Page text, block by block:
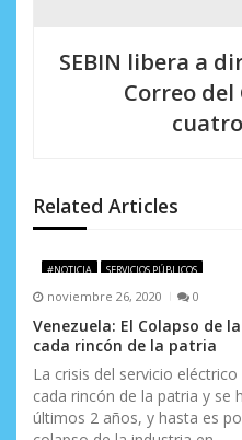
n
d
e
e
n
t
SEBIN libera a
Correo
Related Articles
#NOTICIA SERVICIOS PÚBLICOS
noviembre 26, 2020 0
Venezuela: El Colapso de
cada rincón de la patria
La crisis del servicio
cada rincón de la patria y se
últimos 2 años, y hasta es